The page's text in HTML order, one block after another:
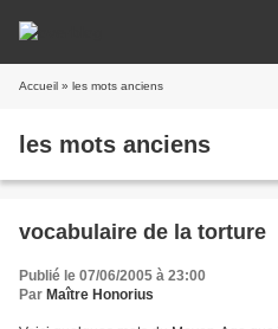
Accueil » les mots anciens
les mots anciens
vocabulaire de la torture
Publié le 07/06/2005 à 23:00
Par Maître Honorius